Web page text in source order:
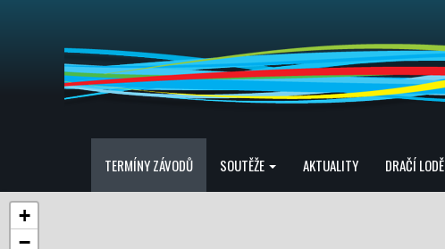
TERMÍNY ZÁVODŮ SOUTĚŽE AKTUALITY DRAČÍ LODĚ
+
−